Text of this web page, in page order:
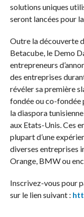
solutions uniques
seront lancées pour
Outre la découverte
Betacube, le Demo
entrepreneurs
des entreprises
révéler sa première
fondée ou co-fondée
la diaspora
aux Etats-Unis. Ces
plupart d’une
diverses entreprises
Orange, BMW ou
Inscrivez-vous pour
sur le lien suivant :